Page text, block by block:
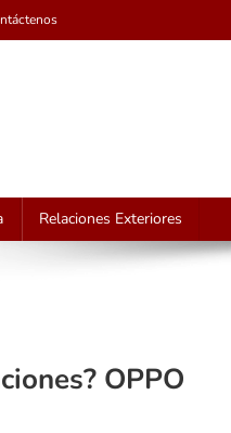
Relaciones Exteriores
OPPO